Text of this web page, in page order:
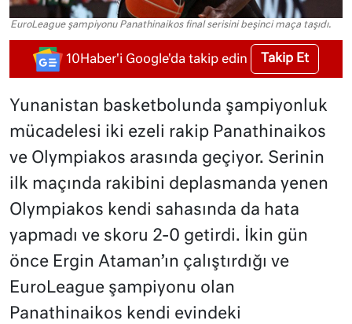
EuroLeague şampiyonu Panathinaikos final serisini beşinci maça taşıdı.
10Haber'i Google'da takip edin Takip Et
Yunanistan basketbolunda şampiyonluk
mücadelesi iki ezeli rakip Panathinaikos
ve Olympiakos arasında geçiyor. Serinin
ilk maçında rakibini deplasmanda yenen
Olympiakos kendi sahasında da hata
yapmadı ve skoru 2-0 getirdi. İkin gün
önce Ergin Ataman’ın çalıştırdığı ve
EuroLeague şampiyonu olan
Panathinaikos kendi evindeki